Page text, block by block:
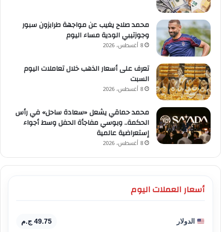
محمد صلاح يغيب عن مواجهة طرابزون سبور
وجوزتيبي الودية مساء اليوم
8 أغسطس، 2026
تعرف على أسعار الذهب خلال تعاملات اليوم
السبت
8 أغسطس، 2026
محمد حماقي يشعل «سعادة ساحل» في رأس
الحكمة.. وبوسي مفاجأة الحفل وسط أجواء
إستعراضية عالمية
8 أغسطس، 2026
أسعار العملات اليوم
الدولار 49.75 ج.م